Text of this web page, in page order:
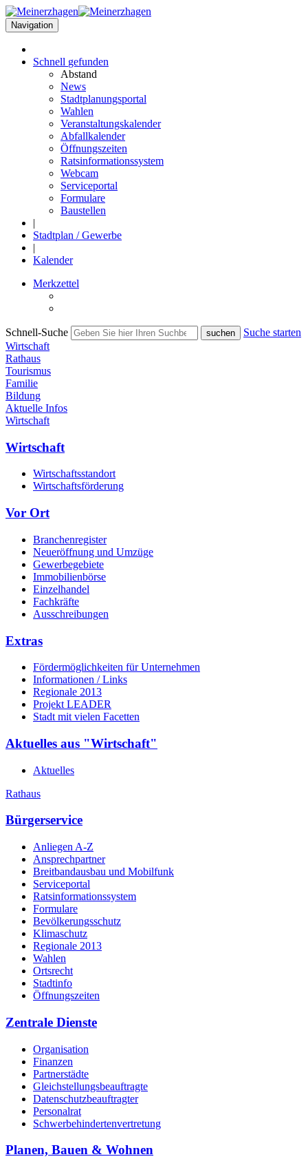
Navigation
Schnell gefunden
Abstand
News
Stadtplanungsportal
Wahlen
Veranstaltungskalender
Abfallkalender
Öffnungszeiten
Ratsinformationssystem
Webcam
Serviceportal
Formulare
Baustellen
|
Stadtplan / Gewerbe
|
Kalender
Merkzettel
Schnell-Suche
Suche starten
Wirtschaft
Rathaus
Tourismus
Familie
Bildung
Aktuelle Infos
Wirtschaft
Wirtschaft
Wirtschaftsstandort
Wirtschaftsförderung
Vor Ort
Branchenregister
Neueröffnung und Umzüge
Gewerbegebiete
Immobilienbörse
Einzelhandel
Fachkräfte
Ausschreibungen
Extras
Fördermöglichkeiten für Unternehmen
Informationen / Links
Regionale 2013
Projekt LEADER
Stadt mit vielen Facetten
Aktuelles aus "Wirtschaft"
Aktuelles
Rathaus
Bürgerservice
Anliegen A-Z
Ansprechpartner
Breitbandausbau und Mobilfunk
Serviceportal
Ratsinformationssystem
Formulare
Bevölkerungsschutz
Klimaschutz
Regionale 2013
Wahlen
Ortsrecht
Stadtinfo
Öffnungszeiten
Zentrale Dienste
Organisation
Finanzen
Partnerstädte
Gleichstellungsbeauftragte
Datenschutzbeauftragter
Personalrat
Schwerbehinderten­vertretung
Planen, Bauen & Wohnen